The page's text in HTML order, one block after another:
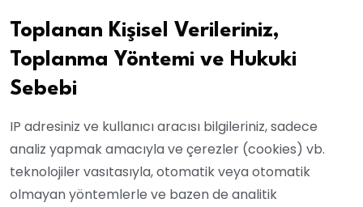
Toplanan Kişisel Verileriniz,
Toplanma Yöntemi ve Hukuki
Sebebi
IP adresiniz ve kullanıcı aracısı bilgileriniz, sadece
analiz yapmak amacıyla ve çerezler (cookies) vb.
teknolojiler vasıtasıyla, otomatik veya otomatik
olmayan yöntemlerle ve bazen de analitik